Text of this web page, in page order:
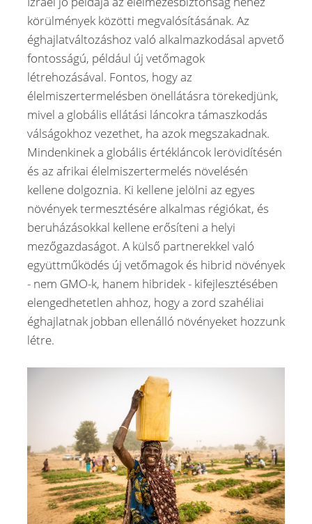
körülmények közötti megvalósításának. Az
éghajlatváltozáshoz való alkalmazkodásal apvető
fontosságú, például új vetőmagok
létrehozásával. Fontos, hogy az
élelmiszertermelésben önellátásra törekedjünk,
mivel a globális ellátási láncokra támaszkodás
válságokhoz vezethet, ha azok megszakadnak.
Mindenkinek a globális értékláncok lerövidítésén
és az afrikai élelmiszertermelés növelésén
kellene dolgoznia. Ki kellene jelölni az egyes
növények termesztésére alkalmas régiókat, és
beruházásokkal kellene erősíteni a helyi
mezőgazdaságot. A külső partnerekkel való
együttműködés új vetőmagok és hibrid növények
- nem GMO-k, hanem hibridek - kifejlesztésében
elengedhetetlen ahhoz, hogy a zord szahéliai
éghajlatnak jobban ellenálló növényeket hozzunk
létre.